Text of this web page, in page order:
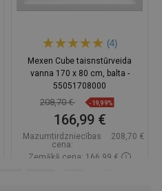
(4)
Mexen Cube taisnstūrveida
vanna 170 x 80 cm, balta -
55051708000
208,70 € -19,99%
166,99 €
Mazumtirdzniecības
cena:
208,70 €
Zemākā cena: 166,99 €